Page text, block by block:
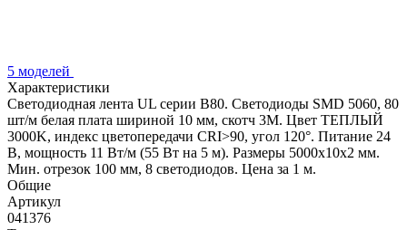
5 моделей
Характеристики
Светодиодная лента UL серии B80. Светодиоды SMD 5060, 80
шт/м белая плата шириной 10 мм, скотч 3M. Цвет ТЕПЛЫЙ
3000K, индекс цветопередачи CRI>90, угол 120°. Питание 24
В, мощность 11 Вт/м (55 Вт на 5 м). Размеры 5000x10x2 мм.
Мин. отрезок 100 мм, 8 светодиодов. Цена за 1 м.
Общие
Артикул
041376